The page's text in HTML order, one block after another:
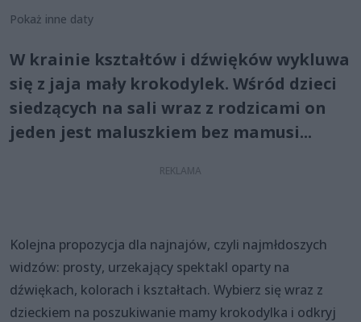
Pokaż inne daty
W krainie kształtów i dźwięków wykluwa
się z jaja mały krokodylek. Wśród dzieci
siedzących na sali wraz z rodzicami on
jeden jest maluszkiem bez mamusi...
Kolejna propozycja dla najnajów, czyli najmłdoszych
widzów: prosty, urzekający spektakl oparty na
dźwiękach, kolorach i kształtach. Wybierz się wraz z
dzieckiem na poszukiwanie mamy krokodylka i odkryj